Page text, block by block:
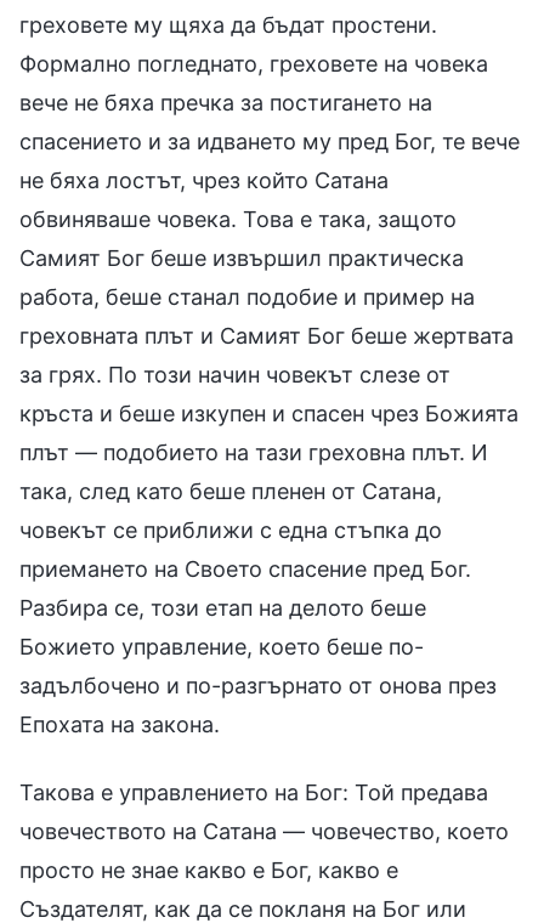
греховете му щяха да бъдат простени.
Формално погледнато, греховете на човека
вече не бяха пречка за постигането на
спасението и за идването му пред Бог, те вече
не бяха лостът, чрез който Сатана
обвиняваше човека. Това е така, защото
Самият Бог беше извършил практическа
работа, беше станал подобие и пример на
греховната плът и Самият Бог беше жертвата
за грях. По този начин човекът слезе от
кръста и беше изкупен и спасен чрез Божията
плът — подобието на тази греховна плът. И
така, след като беше пленен от Сатана,
човекът се приближи с една стъпка до
приемането на Своето спасение пред Бог.
Разбира се, този етап на делото беше
Божието управление, което беше по-
задълбочено и по-разгърнато от онова през
Епохата на закона.
Такова е управлението на Бог: Той предава
човечеството на Сатана — човечество, което
просто не знае какво е Бог, какво е
Създателят, как да се покланя на Бог или